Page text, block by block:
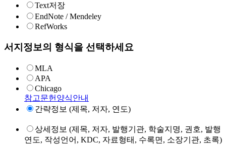
Text저장
EndNote / Mendeley
RefWorks
서지정보의 형식을 선택하세요
MLA
APA
Chicago
참고문헌양식안내
간략정보 (제목, 저자, 연도)
상세정보 (제목, 저자, 발행기관, 학술지명, 권호, 발행
연도, 작성언어, KDC, 자료형태, 수록면, 소장기관, 초록)